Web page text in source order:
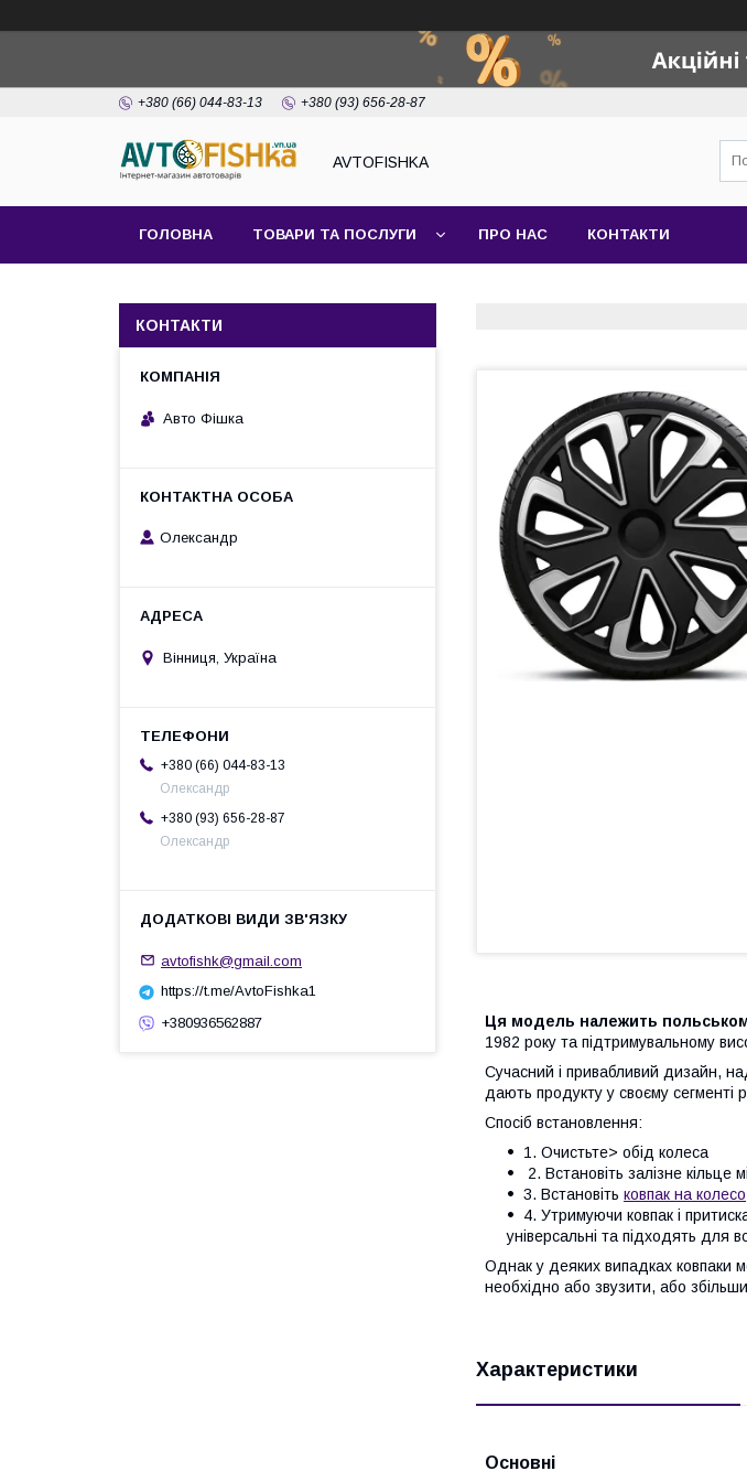
+380 (66) 044-83-13 +380 (93) 656-28-87
AVTOFISHKA
ГОЛОВНА ТОВАРИ ТА ПОСЛУГИ ПРО НАС КОНТАКТИ
Ця модель належить
1982 року та підтримувальному
Сучасний і привабливий дизайн,
дають продукту у своєму сегменті
Спосіб встановлення:
1. Очистьте> обід колеса
2. Встановіть залізне кільце
3. Встановіть ковпак на колесо
4. Утримуючи ковпак і
універсальні та підходять для
Однак у деяких випадках ковпаки
необхідно або звузити, або
Характеристики
Основні
КОНТАКТИ
Авто Фішка
Олександр
Вінниця, Україна
+380 (66) 044-83-13
Олександр
+380 (93) 656-28-87
Олександр
avtofishk@gmail.com
https://t.me/AvtoFishka1
+380936562887